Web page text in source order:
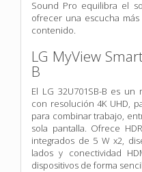
Sound Pro equilibra el
ofrecer una escucha
contenido.
LG MyView
B
El LG 32U701SB-B es
con resolución 4K UHD,
para combinar trabajo,
sola pantalla. Ofrece
integrados de 5 W x2,
lados y conectividad
dispositivos de forma